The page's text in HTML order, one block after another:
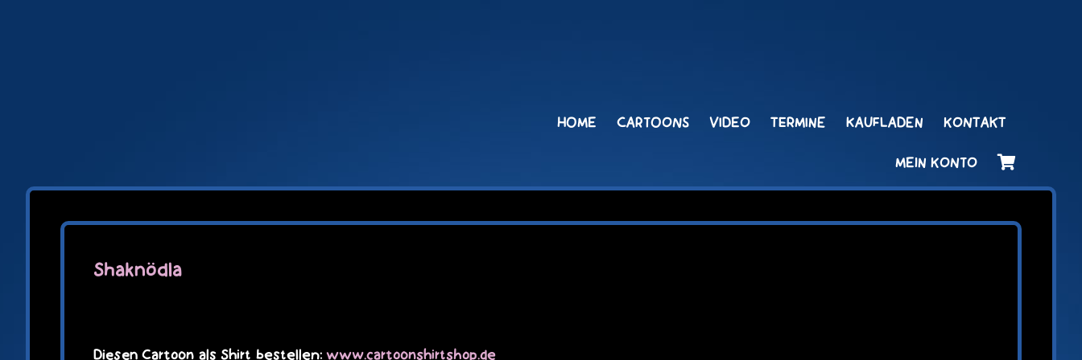
HOME CARTOONS VIDEO TERMINE KAUFLADEN KONTAKT
MEIN KONTO
Shaknödla
Diesen Cartoon als Shirt bestellen:www.cartoonshirtshop.de